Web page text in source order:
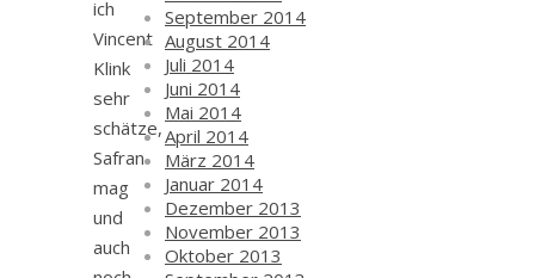
ich
Vincent
Klink
sehr
schätze,
Safran
mag
und
auch
September 2014
August 2014
Juli 2014
Juni 2014
Mai 2014
April 2014
März 2014
Januar 2014
Dezember 2013
November 2013
Oktober 2013